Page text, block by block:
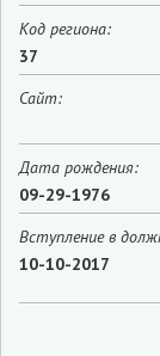
Код региона:
37
Сайт:
Дата рождения:
09-29-1976
Вступление в
10-10-2017